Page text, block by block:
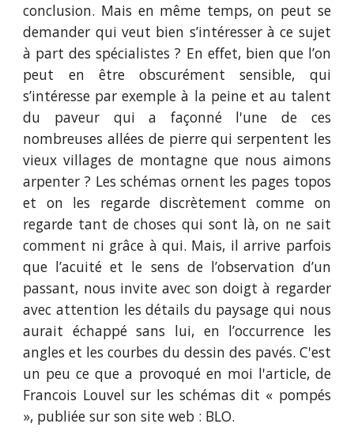
conclusion. Mais en même temps, on peut se
demander qui veut bien s’intéresser à ce sujet
à part des spécialistes ? En effet, bien que l’on
peut en être obscurément sensible, qui
s’intéresse par exemple à la peine et au talent
du paveur qui a façonné l'une de ces
nombreuses allées de pierre qui serpentent les
vieux villages de montagne que nous aimons
arpenter ? Les schémas ornent les pages topos
et on les regarde discrètement comme on
regarde tant de choses qui sont là, on ne sait
comment ni grâce à qui. Mais, il arrive parfois
que l’acuité et le sens de l’observation d’un
passant, nous invite avec son doigt à regarder
avec attention les détails du paysage qui nous
aurait échappé sans lui, en l’occurrence les
angles et les courbes du dessin des pavés. C'est
un peu ce que a provoqué en moi l'article, de
Francois Louvel sur les schémas dit « pompés
», publiée sur son site web : BLO.